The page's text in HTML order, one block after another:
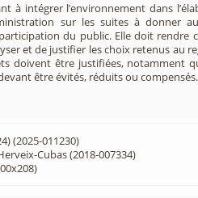
à intégrer l’environnement dans
sur les suites à donner
du public. Elle doit rendre
et de justifier les choix retenus au
doivent être justifiées, notamment
être évités, réduits ou compensés.
(2025-011230)
Cubas (2018-007334)